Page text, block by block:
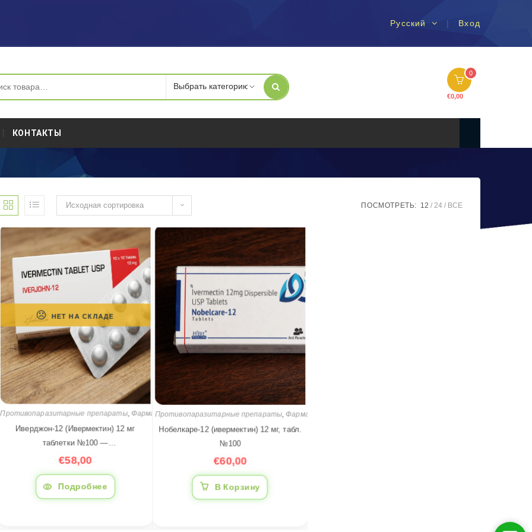
Русский Вход
0
€0,00
КОНТАКТЫ
Исходная сортировка ПОСМОТРЕТЬ: 12 24 ВСЕ
НЕТ НА СКЛАДЕ
Противопаразитарные препараты, Фармацевтические препараты
Иверджон-12 (Ивермектин) 12 мг
таблетки №100 —
противопаразитарный препарат, Индия
| iDoc.biz
€58,00
Подробнее
Противопаразитарные препараты Фармацевтические препараты
Нобелкаре-12 (ивермектин) 12 мг, табл.
№100
€60,00
В Корзину